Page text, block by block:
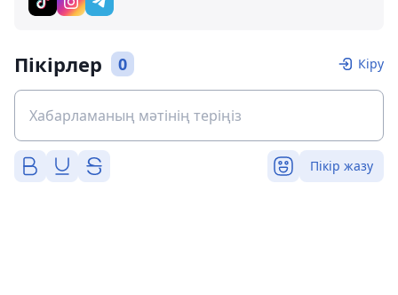
Пікірлер 0 Кіру
Пікір жазу